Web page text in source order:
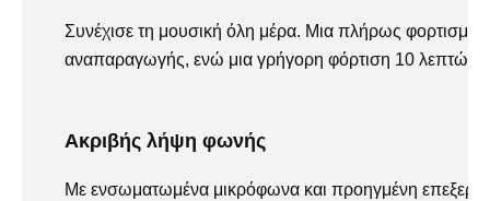
Συνέχισε τη μουσική όλη μέρα. Μια πλήρως
αναπαραγωγής, ενώ μια γρήγορη φόρτιση 10
Ακριβής λήψη φωνής
Με ενσωματωμένα μικρόφωνα και προηγμένη